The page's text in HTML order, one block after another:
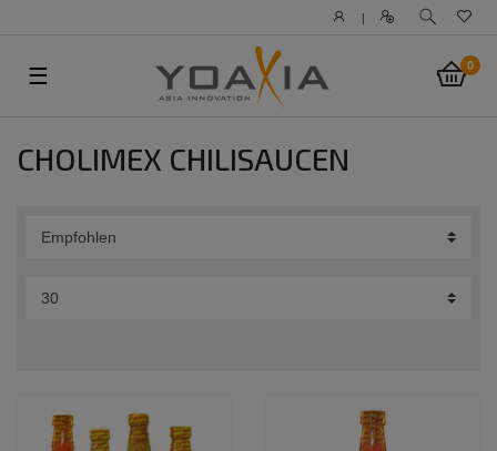
|
0
☰
CHOLIMEX CHILISAUCEN